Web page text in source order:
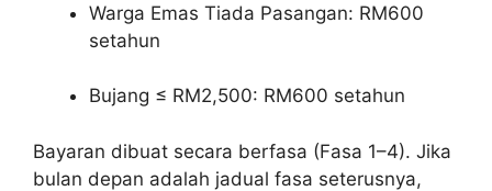
Warga Emas Tiada Pasangan: RM600
setahun
Bujang ≤ RM2,500: RM600 setahun
Bayaran dibuat secara berfasa (Fasa 1–4). Jika
bulan depan adalah jadual fasa seterusnya,